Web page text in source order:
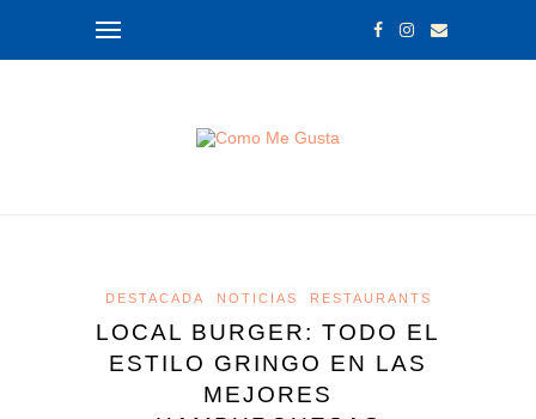
DESTACADA NOTICIAS RESTAURANTS
LOCAL BURGER: TODO EL
ESTILO GRINGO EN LAS
MEJORES